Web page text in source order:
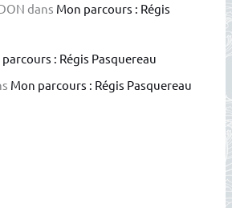
dans Mon parcours : Régis
: Régis Pasquereau
Mon parcours : Régis Pasquereau